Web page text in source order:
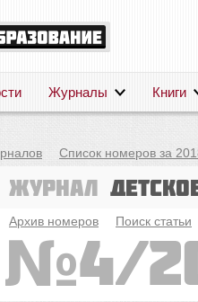
Журналы Книги
Список номеров за
Журнал
Архив номеров Поиск статьи
4/